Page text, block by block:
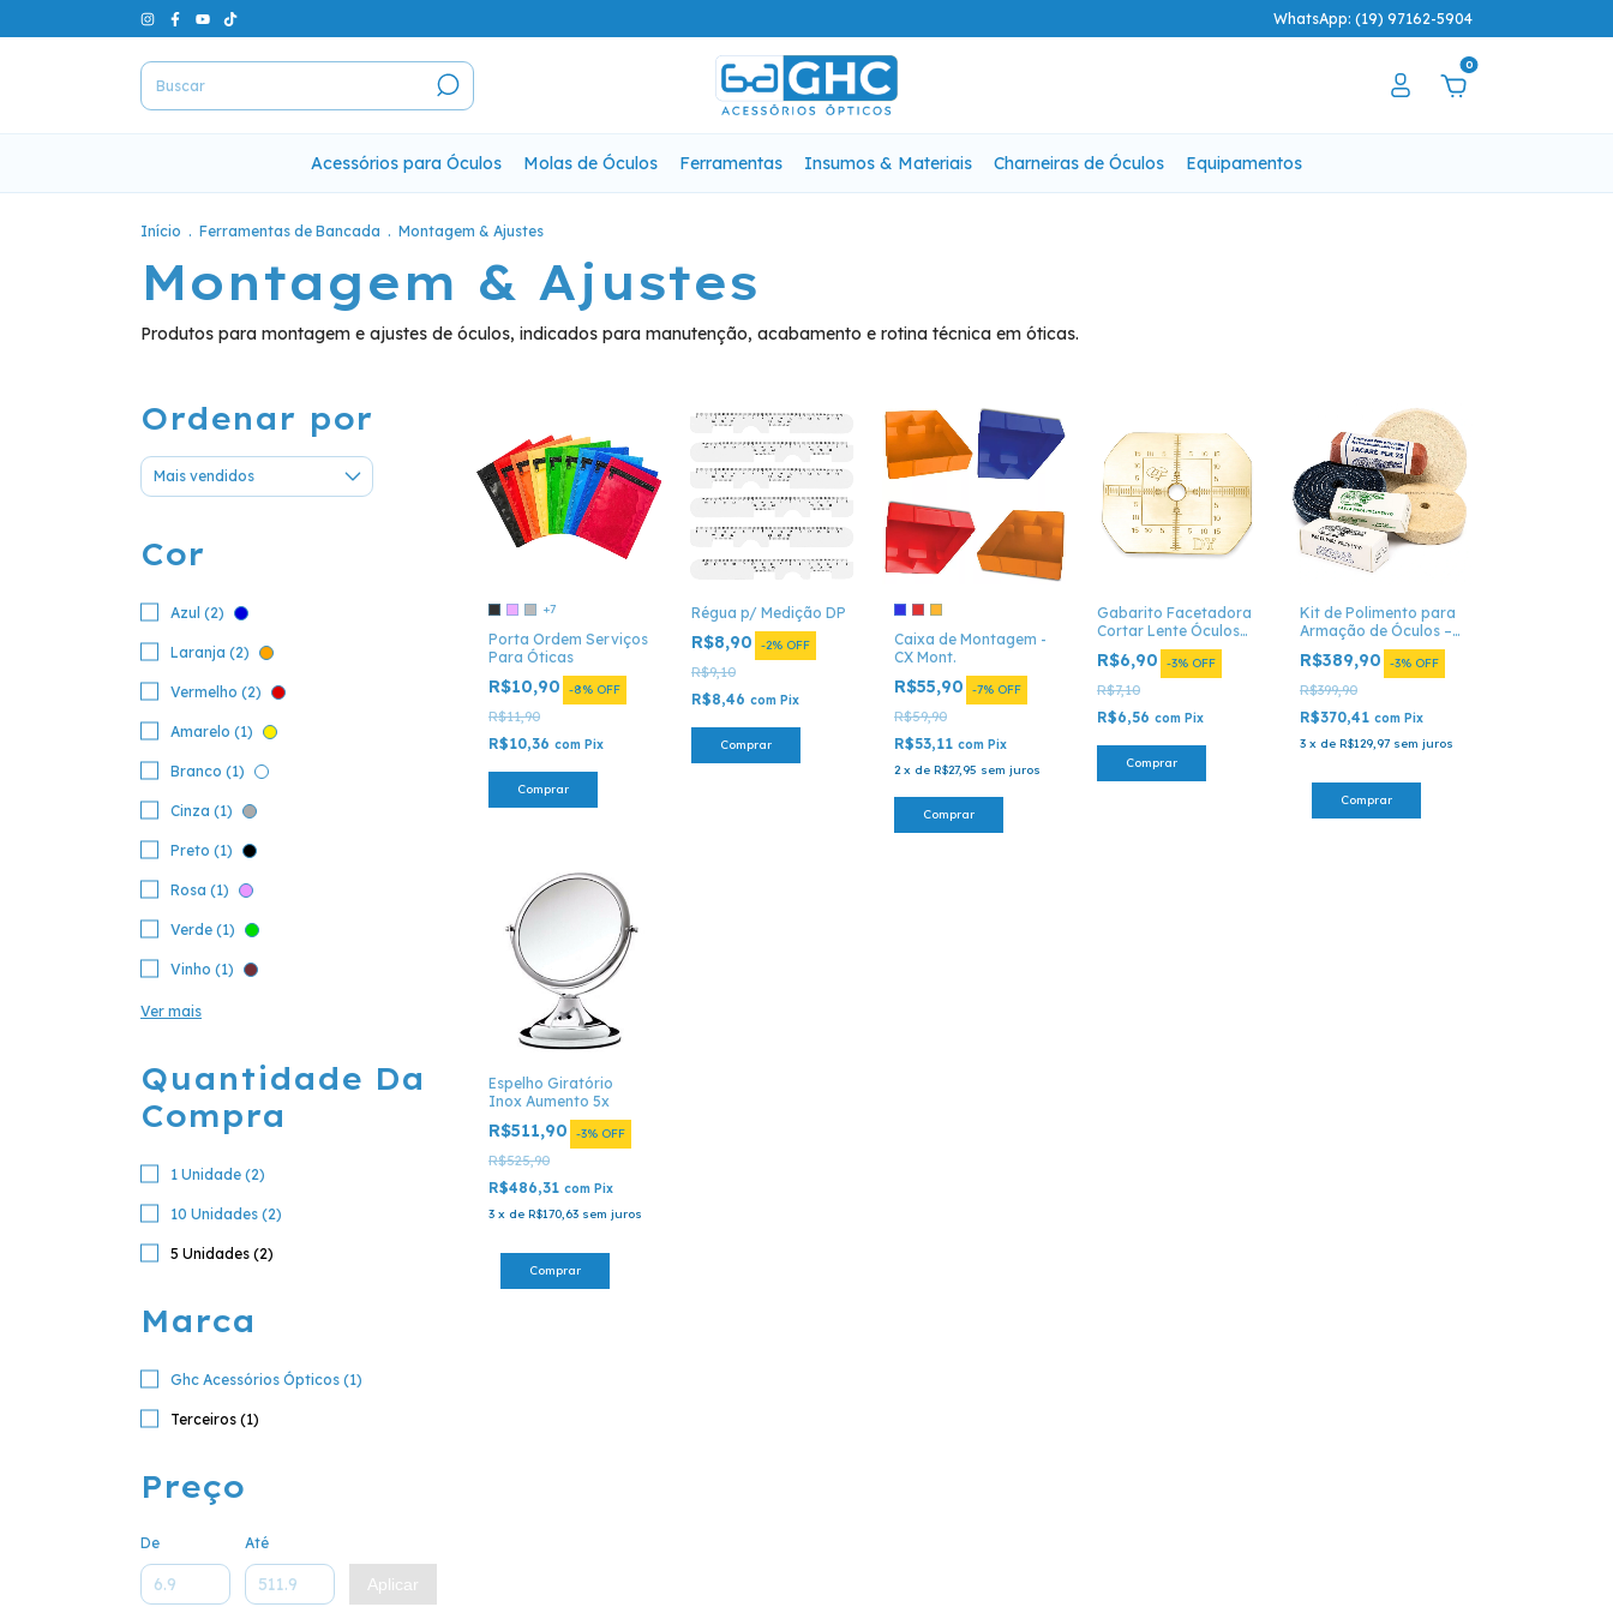
WhatsApp: (19) 97162-5904
0
Acessórios para Óculos Molas de Óculos Ferramentas Insumos & Materiais Charneiras de Óculos Equipamentos
Início . Ferramentas de Bancada . Montagem & Ajustes
Montagem & Ajustes
Produtos para montagem e ajustes de óculos, indicados para manutenção, acabamento e rotina técnica em óticas.
Ordenar por
Cor
Azul (2)
Laranja (2)
Vermelho (2)
Amarelo (1)
Branco (1)
Cinza (1)
Preto (1)
Rosa (1)
Verde (1)
Vinho (1)
Ver mais
Quantidade Da
Compra
1 Unidade (2)
10 Unidades (2)
5 Unidades (2)
Marca
Ghc Acessórios Ópticos (1)
Terceiros (1)
Preço
De Até
Aplicar
+7
Porta Ordem Serviços
Para Óticas
R$10,90 -8% OFF
R$11,90
R$10,36 com Pix
Comprar
Régua p/ Medição DP
R$8,90 -2% OFF
R$9,10
R$8,46 com Pix
Comprar
Caixa de Montagem -
CX Mont.
R$55,90 -7% OFF
R$59,90
R$53,11 com Pix
2 x de R$27,95 sem juros
Comprar
Gabarito Facetadora
Cortar Lente Óculos
Molde Laboratório
R$6,90 -3% OFF
R$7,10
R$6,56 com Pix
Comprar
Kit de Polimento para
Armação de Óculos –
3 Ceras + 3 Rodas
R$389,90 -3% OFF
R$399,90
R$370,41 com Pix
3 x de R$129,97 sem juros
Espelho Giratório
Inox Aumento 5x
R$511,90 -3% OFF
R$525,90
R$486,31 com Pix
3 x de R$170,63 sem juros